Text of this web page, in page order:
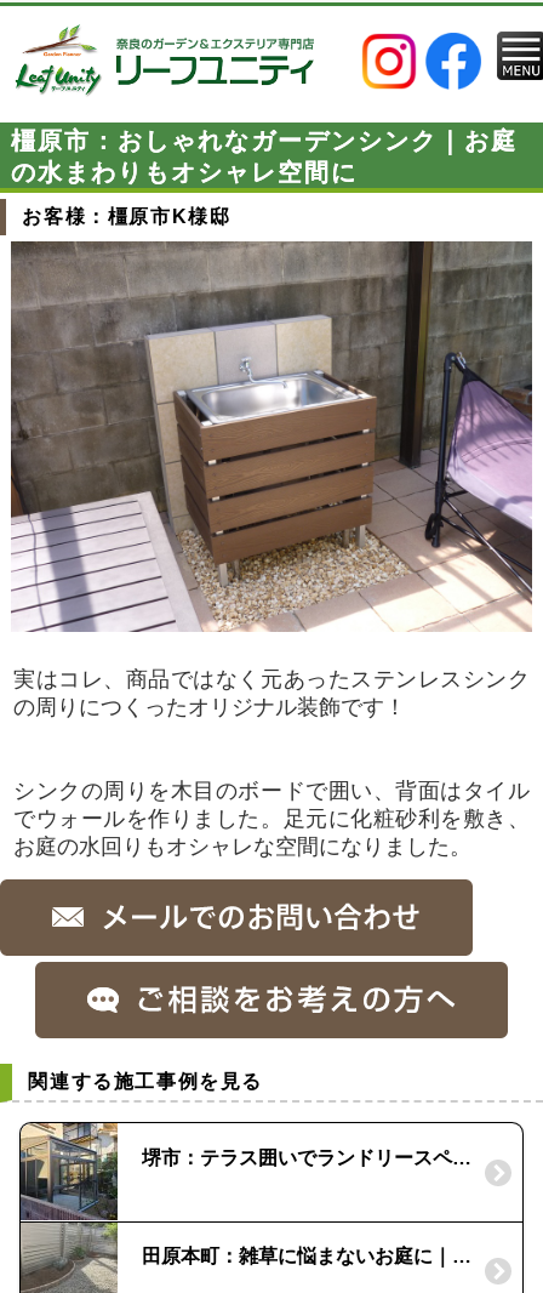
橿原市：おしゃれなガーデンシンク｜お庭
の水まわりもオシャレ空間に
お客様：橿原市K様邸
実はコレ、商品ではなく元あったステンレスシンク
の周りにつくったオリジナル装飾です！
シンクの周りを木目のボードで囲い、背面はタイル
でウォールを作りました。足元に化粧砂利を敷き、
お庭の水回りもオシャレな空間になりました。
関連する施工事例を見る
堺市：テラス囲いでランドリースペースとくつろぎの時間
田原本町：雑草に悩まないお庭に｜レンガの花壇と濡れ縁